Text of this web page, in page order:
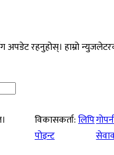
अपडेट रहनुहोस्। हाम्रो
विकासकर्ता:लिपि
पोइन्ट